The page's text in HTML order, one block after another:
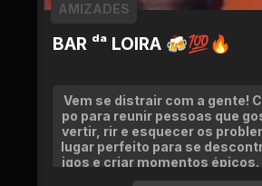
BAR ᵈᵃ LOIRA 🍻💯🔥
AMIZADES
Vem se distrair com a gente!
po para reunir pessoas que
vertir, rir e esquecer os
lugar perfeito para se
igos e criar momentos
ós e vamos trazer alegria e